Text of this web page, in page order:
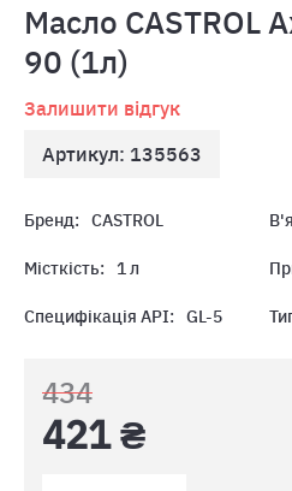
Масло CASTROL
90 (1л)
Залишити відгук
Артикул: 135563
Бренд: CASTROL
Місткість: 1 л
Специфікація API:
GL-5
434
421 ₴